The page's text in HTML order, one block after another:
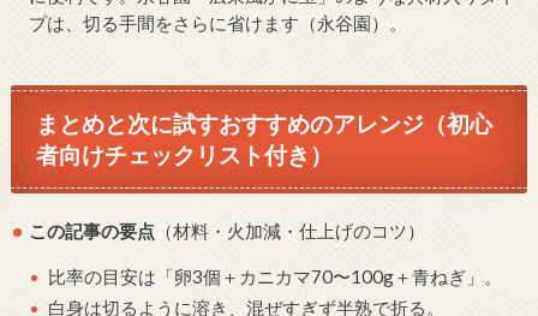
プは、切る手間をさらに省けます（永谷園）。
まとめと次に試すおすすめのアレンジ（初心
者向けチェックリスト付き）
この記事の要点 （材料・火加減・仕上げのコツ）
比率の目安は「卵3個＋カニカマ70〜100g＋青ねぎ」。
白身は切るように溶き、混ぜすぎず半熟で折る。